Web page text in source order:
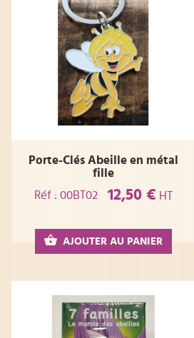
Porte-Clés Abeille en métal
fille
Réf : 00BT02
12,50 € HT
AJOUTER AU PANIER